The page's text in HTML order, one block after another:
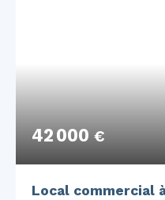
42 000 €
Local commercial